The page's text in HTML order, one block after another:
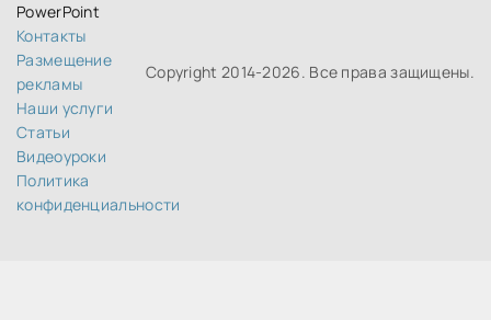
PowerPoint
Контакты
Размещение
рекламы
Наши услуги
Статьи
Видеоуроки
Политика
конфиденциальности
Copyright 2014-2026. Все права защищены.